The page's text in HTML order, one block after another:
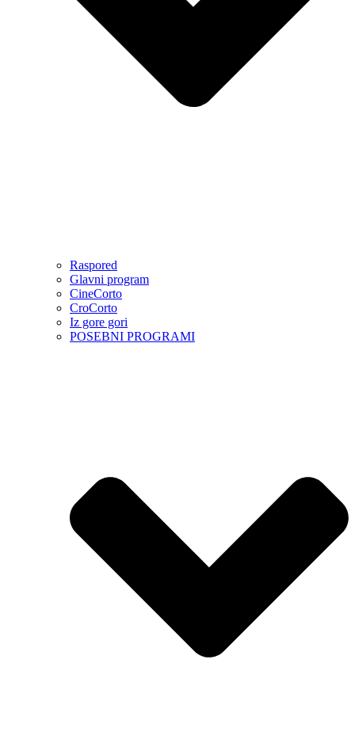
Raspored
Glavni program
CineCorto
CroCorto
Iz gore gori
POSEBNI PROGRAMI